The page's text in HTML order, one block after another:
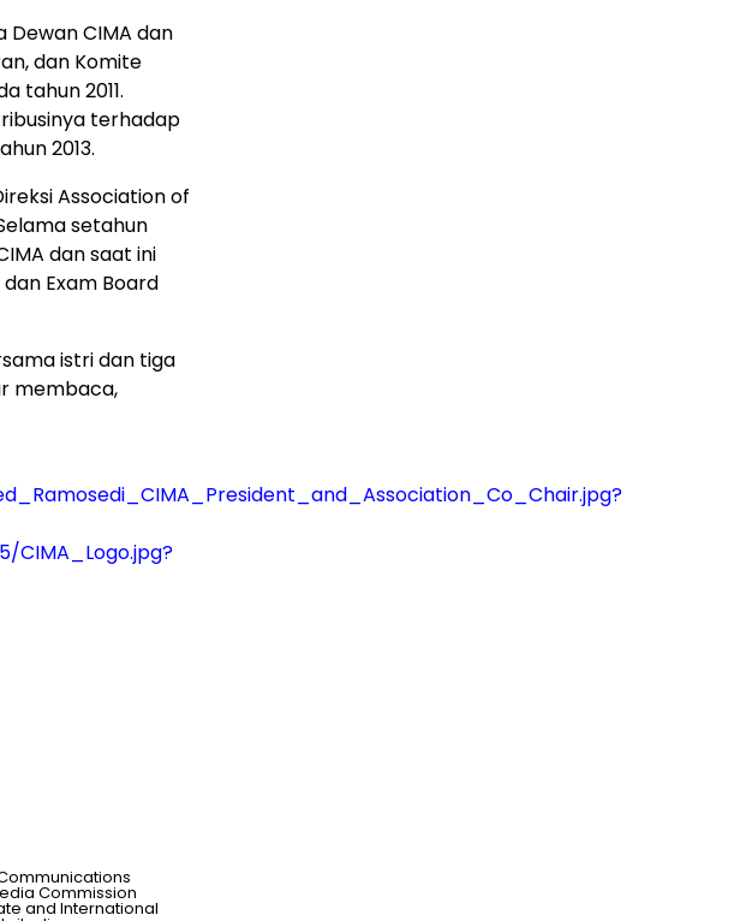
Dewan CIMA dan
dan Komite
tahun 2011.
terhadap
2013.
Association of
setahun
dan saat ini
Exam Board
istri dan tiga
membaca,
CIMA_Logo.jpg?